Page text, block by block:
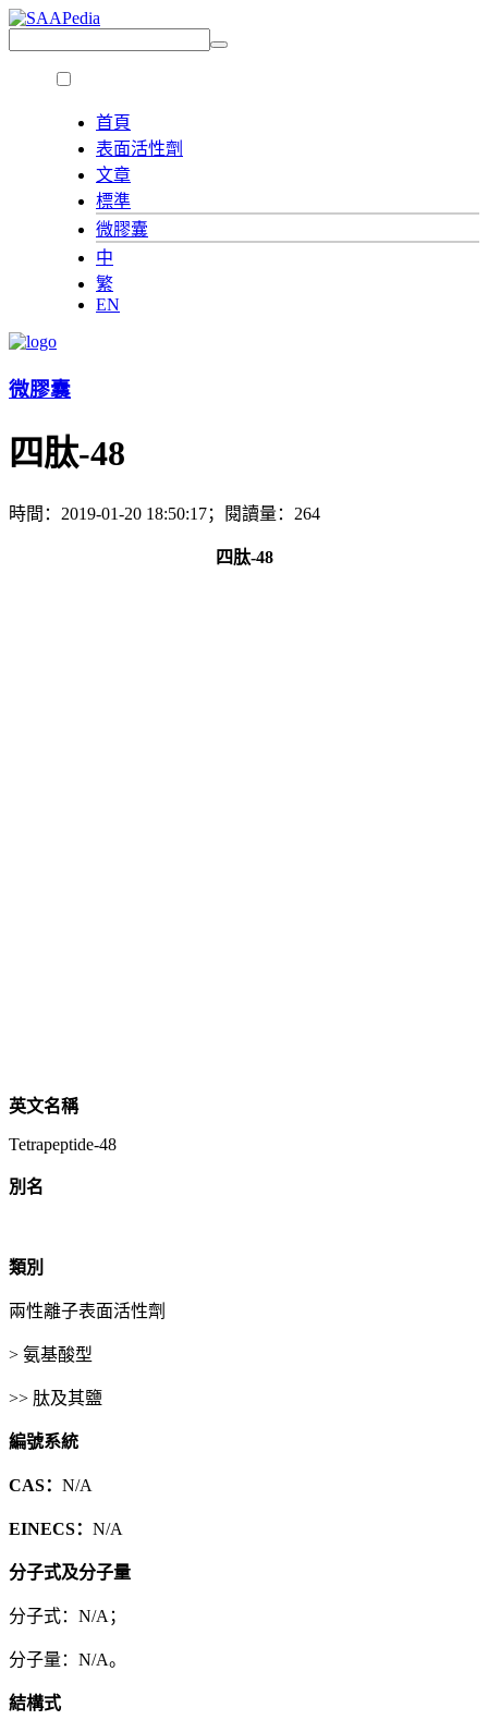
首頁
表面活性劑
文章
標準
微膠囊
中
繁
EN
微膠囊
四肽-48
時間：2019-01-20 18:50:17；閱讀量：264
四肽-48
英文名稱
Tetrapeptide-48
別名
類別
兩性離子表面活性劑
> 氨基酸型
>> 肽及其鹽
編號系統
CAS： N/A
EINECS： N/A
分子式及分子量
分子式：N/A；
分子量：N/A。
結構式